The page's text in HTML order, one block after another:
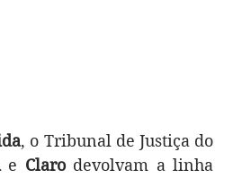
, o Tribunal de Justiça do
e Claro devolvam a linha